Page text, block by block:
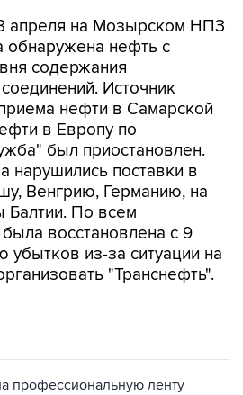
апреля на Мозырском НПЗ
обнаружена нефть с
содержания
Источник
нефти в Самарской
в Европу по
был приостановлен.
нарушились поставки в
Венгрию, Германию, на
Балтии. По всем
восстановлена с 9
убытков из-за ситуации на
"Транснефть".
профессиональную ленту